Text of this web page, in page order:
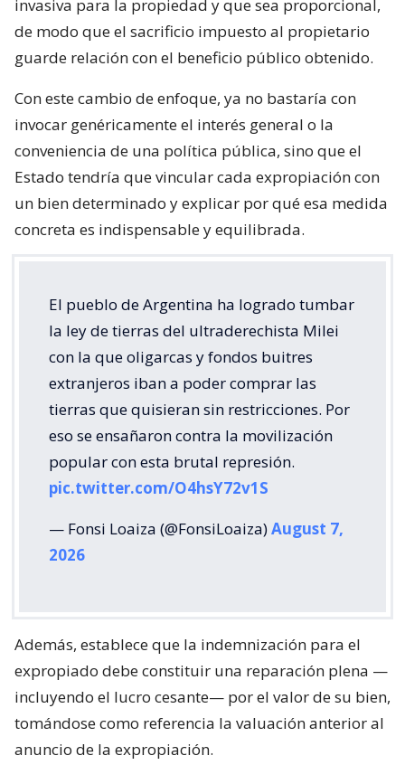
invasiva para la propiedad y que sea proporcional,
de modo que el sacrificio impuesto al propietario
guarde relación con el beneficio público obtenido.
Con este cambio de enfoque, ya no bastaría con
invocar genéricamente el interés general o la
conveniencia de una política pública, sino que el
Estado tendría que vincular cada expropiación con
un bien determinado y explicar por qué esa medida
concreta es indispensable y equilibrada.
El pueblo de Argentina ha logrado tumbar
la ley de tierras del ultraderechista Milei
con la que oligarcas y fondos buitres
extranjeros iban a poder comprar las
tierras que quisieran sin restricciones. Por
eso se ensañaron contra la movilización
popular con esta brutal represión.
pic.twitter.com/O4hsY72v1S
— Fonsi Loaiza (@FonsiLoaiza)August 7,
2026
Además, establece que la indemnización para el
expropiado debe constituir una reparación plena —
incluyendo el lucro cesante— por el valor de su bien,
tomándose como referencia la valuación anterior al
anuncio de la expropiación.